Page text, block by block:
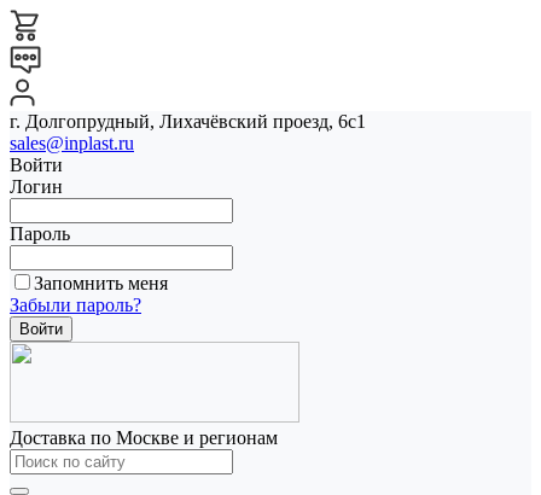
г. Долгопрудный, Лихачёвский проезд, 6с1
sales@inplast.ru
Войти
Логин
Пароль
Запомнить меня
Забыли пароль?
Доставка по Москве и регионам